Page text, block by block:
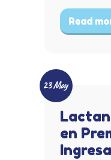
Read
23 May
en